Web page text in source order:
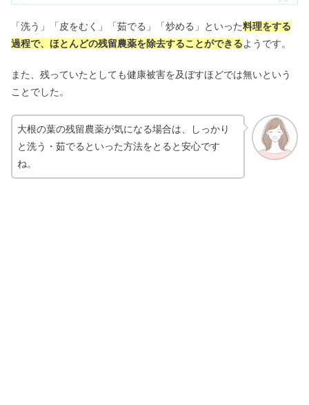
「洗う」「皮をむく」「茹でる」「炒める」といった料理をする
過程で、ほとんどの残留農薬を除去することができるようです。
また、残っていたとしても健康被害を及ぼすほどでは無いという
ことでした。
大根の葉の残留農薬が気になる場合は、しっかり
と洗う・茹でるといった方法をとると安心です
ね。